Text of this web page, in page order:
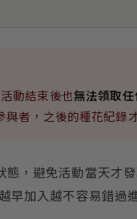
動結束後也無法領取
者，之後的種花紀錄
，避免活動當天才
早加入越不容易錯過